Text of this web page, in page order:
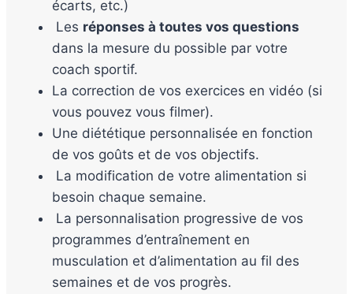
écarts, etc.)
Les réponses à toutes vos questions
dans la mesure du possible par votre
coach sportif.
La correction de vos exercices en vidéo (si
vous pouvez vous filmer).
Une diététique personnalisée en fonction
de vos goûts et de vos objectifs.
La modification de votre alimentation si
besoin chaque semaine.
La personnalisation progressive de vos
programmes d’entraînement en
musculation et d’alimentation au fil des
semaines et de vos progrès.